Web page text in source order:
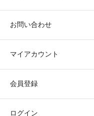
お問い合わせ
マイアカウント
会員登録
ログイン